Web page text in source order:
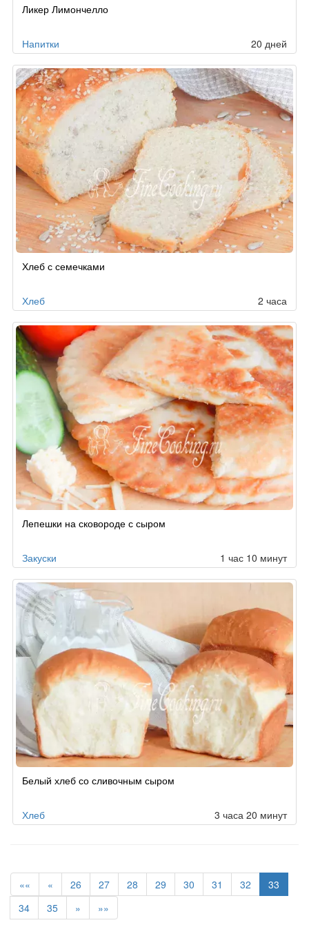
Ликер Лимончелло
Напитки 20 дней
Хлеб с семечками
Хлеб 2 часа
Лепешки на сковороде с сыром
Закуски 1 час 10 минут
Белый хлеб со сливочным сыром
Хлеб 3 часа 20 минут
«« « 26 27 28 29 30 31 32
33
34
35 » »»